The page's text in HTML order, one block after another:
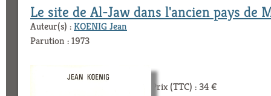
Le site de Al-Jaw dans l'ancien pays de
Auteur(s) :KOENIG Jean
Parution : 1973
Prix (TTC) : 34 €